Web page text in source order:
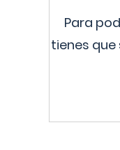
Para
tienes que